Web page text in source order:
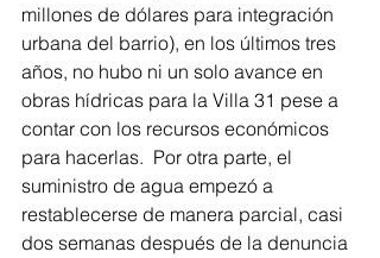
millones de dólares para integración
urbana del barrio), en los últimos tres
años, no hubo ni un solo avance en
obras hídricas para la Villa 31 pese a
contar con los recursos económicos
para hacerlas.  Por otra parte, el
suministro de agua empezó a
restablecerse de manera parcial, casi
dos semanas después de la denuncia